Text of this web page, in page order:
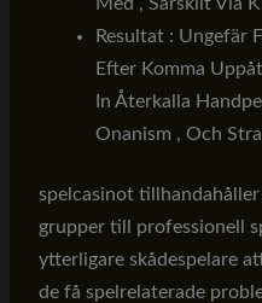
Med , Särskilt Via
Resultat : Ungefär
Efter Komma
In Återkalla
Onanism , Och
spelcasinot
grupper till professionell
ytterligare skådespelare
de få spelrelaterade